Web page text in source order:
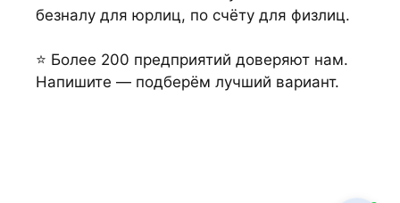
безналу для юрлиц, по счёту для физлиц.
⭐ Более 200 предприятий доверяют нам.
Напишите — подберём лучший вариант.